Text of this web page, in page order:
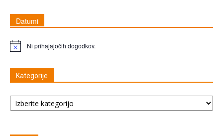
Datumi
OpombaNi prihajajočih dogodkov.
Kategorije
Kategorije